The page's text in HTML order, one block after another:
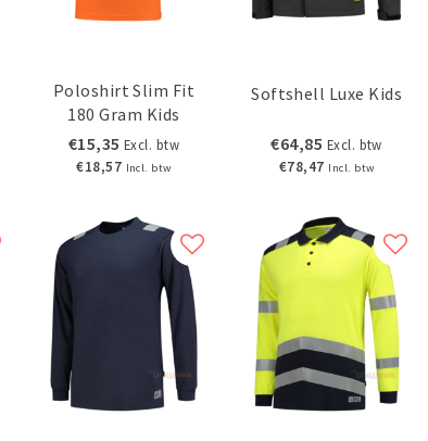
Poloshirt Slim Fit
180 Gram Kids
€15,35 Excl. btw
€18,57 Incl. btw
Softshell Luxe Kids
€64,85 Excl. btw
€78,47 Incl. btw